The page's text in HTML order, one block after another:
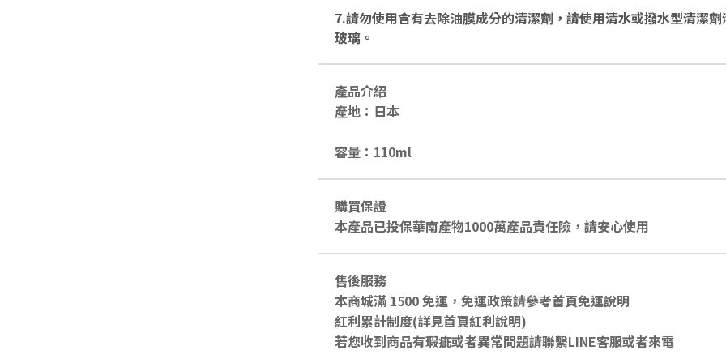
7.請勿使用含有去除油膜成分的清潔劑，請使用清水或撥水型清潔劑
玻璃。
產品介紹
產地：日本
容量：110ml
購買保證
本產品已投保華南產物1000萬產品責任險，請安心使用
售後服務
本商城滿 1500 免運，免運政策請參考首頁免運說明
紅利累計制度(詳見首頁紅利說明)
若您收到商品有瑕疵或者異常問題請聯繫LINE客服或者來電